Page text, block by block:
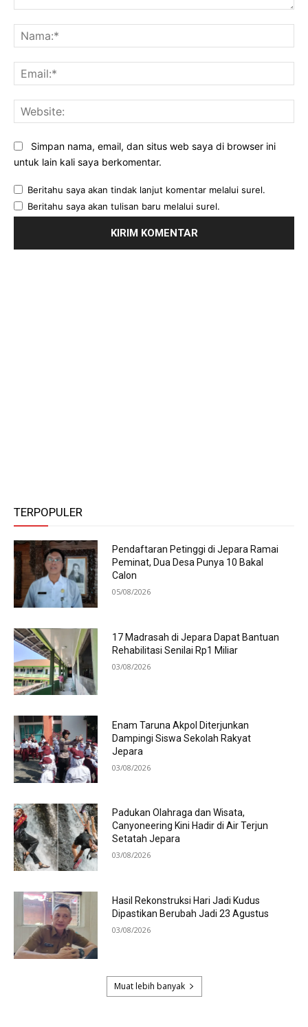
Simpan nama, email, dan situs web saya di browser ini
untuk lain kali saya berkomentar.
Beritahu saya akan tindak lanjut komentar melalui surel.
Beritahu saya akan tulisan baru melalui surel.
TERPOPULER
Pendaftaran Petinggi di Jepara Ramai
Peminat, Dua Desa Punya 10 Bakal
Calon
05/08/2026
17 Madrasah di Jepara Dapat Bantuan
Rehabilitasi Senilai Rp1 Miliar
03/08/2026
Enam Taruna Akpol Diterjunkan
Dampingi Siswa Sekolah Rakyat
Jepara
03/08/2026
Padukan Olahraga dan Wisata,
Canyoneering Kini Hadir di Air Terjun
Setatah Jepara
03/08/2026
Hasil Rekonstruksi Hari Jadi Kudus
Dipastikan Berubah Jadi 23 Agustus
03/08/2026
Muat lebih banyak